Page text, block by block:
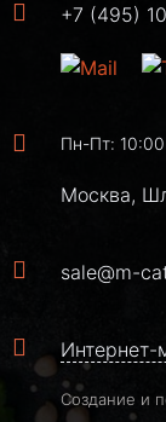
+7 (495)
Пн-Пт:
Москва,
sale@m-
Интернет-
Создание и